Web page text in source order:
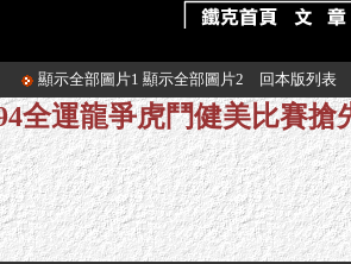
顯示全部圖片1 顯示全部圖片2 回本版列表
全運龍爭虎鬥健美比賽搶